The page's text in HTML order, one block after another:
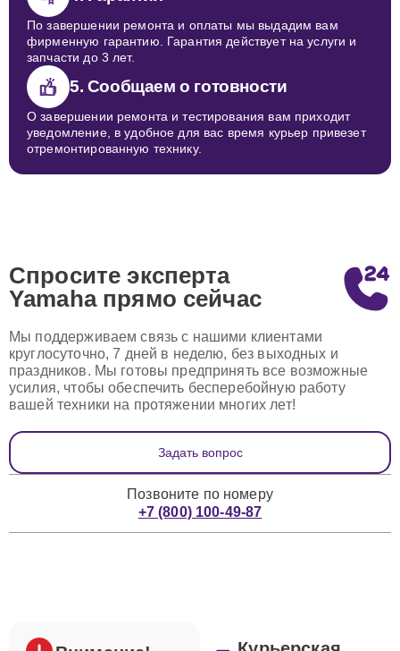
По завершении ремонта и оплаты мы выдадим вам
фирменную гарантию. Гарантия действует на услуги и
запчасти до 3 лет.
5. Сообщаем о готовности
О завершении ремонта и тестирования вам приходит
уведомление, в удобное для вас время курьер привезет
отремонтированную технику.
Спросите эксперта
Yamaha прямо сейчас
Мы поддерживаем связь с нашими клиентами
круглосуточно, 7 дней в неделю, без выходных и
праздников. Мы готовы предпринять все возможные
усилия, чтобы обеспечить бесперебойную работу
вашей техники на протяжении многих лет!
Задать вопрос
Позвоните по номеру
+7 (800) 100-49-87